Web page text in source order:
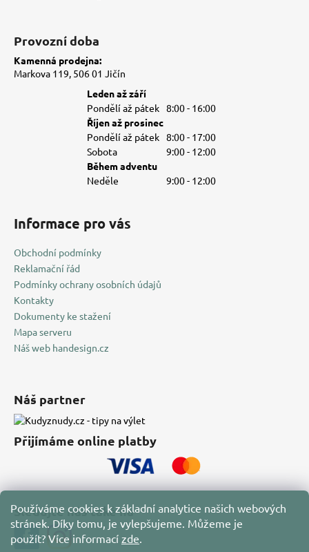
Používáme cookies k základní analytice našich webových
stránek. Díky tomu, je vylepšujeme. Můžeme je
použít? Více informací zde.
Provozní doba
Kamenná prodejna:
Markova 119, 506 01 Jičín
Leden až září
Pondělí až pátek 8:00 - 16:00
Říjen až prosinec
Pondělí až pátek 8:00 - 17:00
Sobota
9:00 - 12:00
Během adventu
Neděle
9:00 - 12:00
Informace pro vás
Obchodní podmínky
Reklamační řád
Podmínky ochrany osobních údajů
Kontakty
Dokumenty ke stažení
Mapa serveru
Náš web handesign.cz
Náš partner
Přijímáme online platby
Sledujte nás také na